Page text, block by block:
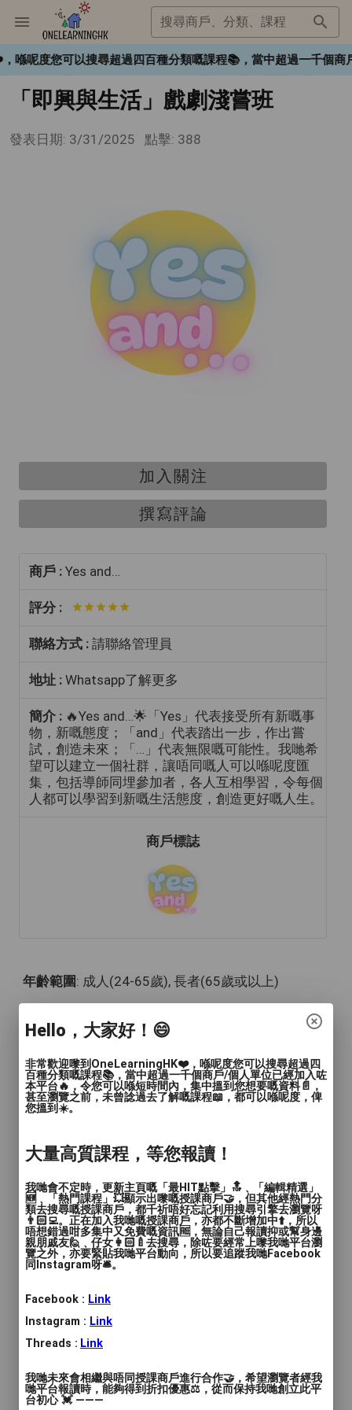
搜尋商戶、分類、課程
度您可以搜尋超過四百種分類嘅課程📚，當中超過一千個商
「即興與生活」戲劇淺嘗班
發表日期: 3/31/2025 點擊: 388
加入關注
撰寫評論
商戶 : Yes and…
評分 :
聯絡方式 : 請聯絡管理員
地址 : Whatsapp了解更多
簡介 : 🔥Yes and…🌟「Yes」代表接受所有新嘅事
物，新嘅態度；「and」代表踏出一步，作出嘗
試，創造未來；「…」代表無限嘅可能性。我哋希
望可以建立一個社群，讓唔同嘅人可以喺呢度匯
集，包括導師同埋參加者，各人互相學習，令每個
人都可以學習到新嘅生活態度，創造更好嘅人生。
商戶標誌
年齡範圍: 成人(24-65歲), 長者(65歲或以上)
教學模式: 面授
時間: 每堂 150 分鐘
價錢: $800
【🔥「即興與生活」戲劇淺嘗班】
【解放你的即興精神！🚀】
咩叫「即興」？「即興」係一種我哋與生俱
來就可以擁有嘅精神，佢珍貴之處係令我哋
可以更加開放同包容，自信同勇敢🦾，充滿
創意同樂觀🌲咁去面對生活，接受生活嘅不
確定性同冒險🌪️。當你踏入即興嘅世界🌏，
你會發現自己係可以比想像中更自信同勇敢
Hello，大家好！😄
非常歡迎嚟到OneLearningHK❤️，喺呢度您可以搜尋超過四
百種分類嘅課程📚，當中超過一千個商戶/個人單位已經加入咗
本平台🔥，令您可以喺短時間內，集中搵到您想要嘅資料📄，
甚至瀏覽之前，未曾諗過去了解嘅課程📖，都可以喺呢度，俾
您搵到☀️。
大量高質課程，等您報讀！
我哋會不定時，更新主頁嘅「最HIT點擊」🔝﹑「編輯精選」
🆕﹑「熱門課程」💥顯示出嚟嘅授課商戶🤝，但其他經熱門分
類去搜尋嘅授課商戶，都千祈唔好忘記利用搜尋引擎去瀏覽呀
👨🏻‍💻。正在加入我哋嘅授課商戶，亦都不斷增加中⬆️，所以
唔想錯過咁多集中又免費嘅資訊🆓，無論自己報讀抑或幫身邊
親朋戚友🙋﹑仔女👩🏻‍🍼去搜尋，除咗要經常上嚟我哋平台瀏
覽之外，亦要緊貼我哋平台動向，所以要追蹤我哋Facebook
同Instagram呀🛎️。
Facebook : Link
Instagram : Link
Threads : Link
我哋未來會相繼與唔同授課商戶進行合作🤝，希望瀏覽者經我
哋平台報讀時，能夠得到折扣優惠⚖️，從而保持我哋創立此平
台初心 💓 ———